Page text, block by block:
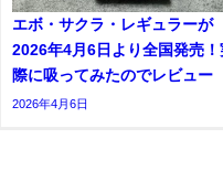
エボ・サクラ・レギュラーが
2026年4月6日より全国発売！
際に吸ってみたのでレビュー
2026年4月6日